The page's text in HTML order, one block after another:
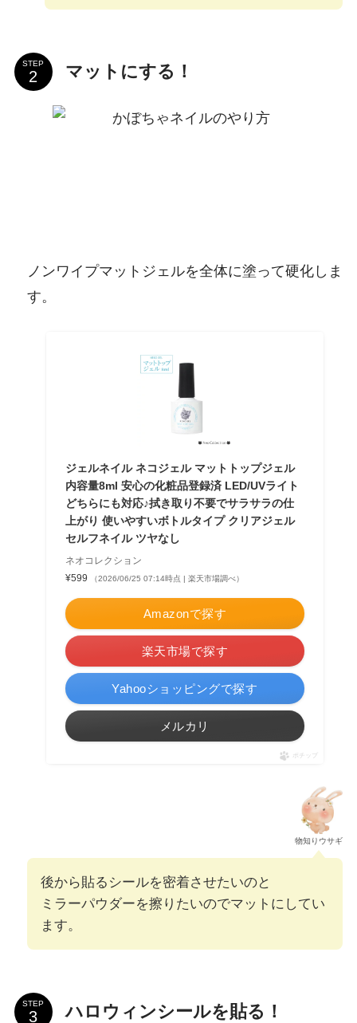
STEP マットにする！
ノンワイプマットジェルを全体に塗って硬化しま
す。
ジェルネイル ネコジェル マットトップジェル
内容量8ml 安心の化粧品登録済 LED/UVライト
どちらにも対応♪拭き取り不要でサラサラの仕
上がり 使いやすいボトルタイプ クリアジェル
セルフネイル ツヤなし
ネオコレクション
¥599
（2026/06/25 07:14時点 | 楽天市場調べ）
Amazonで探す
楽天市場で探す
Yahooショッピングで探す
メルカリ
ポチップ
物知りウサギ
後から貼るシールを密着させたいのと
ミラーパウダーを擦りたいのでマットにしてい
ます。
STEP ハロウィンシールを貼る！